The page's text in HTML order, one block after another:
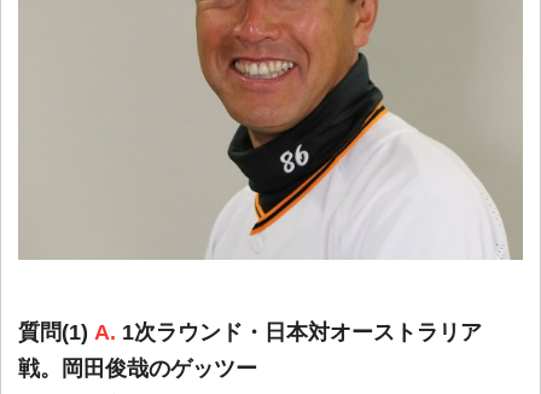
質問(1) A. 1次ラウンド・日本対オーストラリア
戦。岡田俊哉のゲッツー